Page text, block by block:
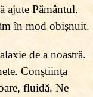
ajute Pământul.
în mod obişnuit.
de a noastră.
Conştiinţa
fluidă. Ne